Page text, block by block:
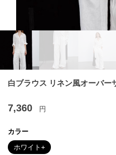
白ブラウス リネン風オーバー
7,360 円
カラー
ホワイト+